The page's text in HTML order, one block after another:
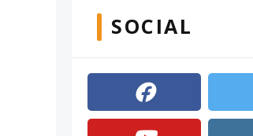
SOCIAL